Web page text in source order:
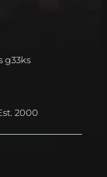
g33ks
2000